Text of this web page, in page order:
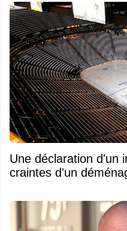
Une déclaration d'un
craintes d'un